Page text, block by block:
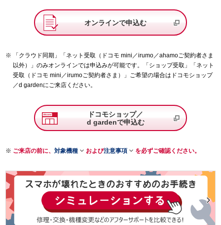
オンラインで申込む
「クラウド同期」「ネット受取（ドコモ mini／irumo／ahamoご契約者さま
以外）」のみオンラインでは申込みが可能です。「ショップ受取」「ネット
受取（ドコモ mini／irumoご契約者さま）」ご希望の場合はドコモショップ
／d gardenにご来店ください。
ドコモショップ／
d gardenで申込む
ご来店の前に、 対象機種 および注意事項 を必ずご確認ください。